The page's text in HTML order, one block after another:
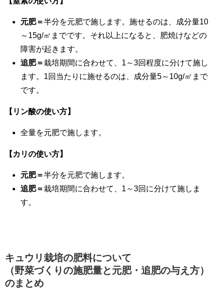
元肥＝半分を元肥で施します。施せるのは、成分量10
～15g/㎡までです。それ以上になると、肥焼けなどの
障害が起きます。
追肥＝栽培期間に合わせて、1～3回程度に分けて施し
ます。1回当たりに施せるのは、成分量5～10g/㎡まで
です。
【リン酸の使い方】
全量を元肥で施します。
【カリの使い方】
元肥＝半分を元肥で施します。
追肥＝栽培期間に合わせて、1～3回に分けて施しま
す。
キュウリ栽培の肥料について
（野菜づくりの施肥量と元肥・追肥の与え方）
のまとめ